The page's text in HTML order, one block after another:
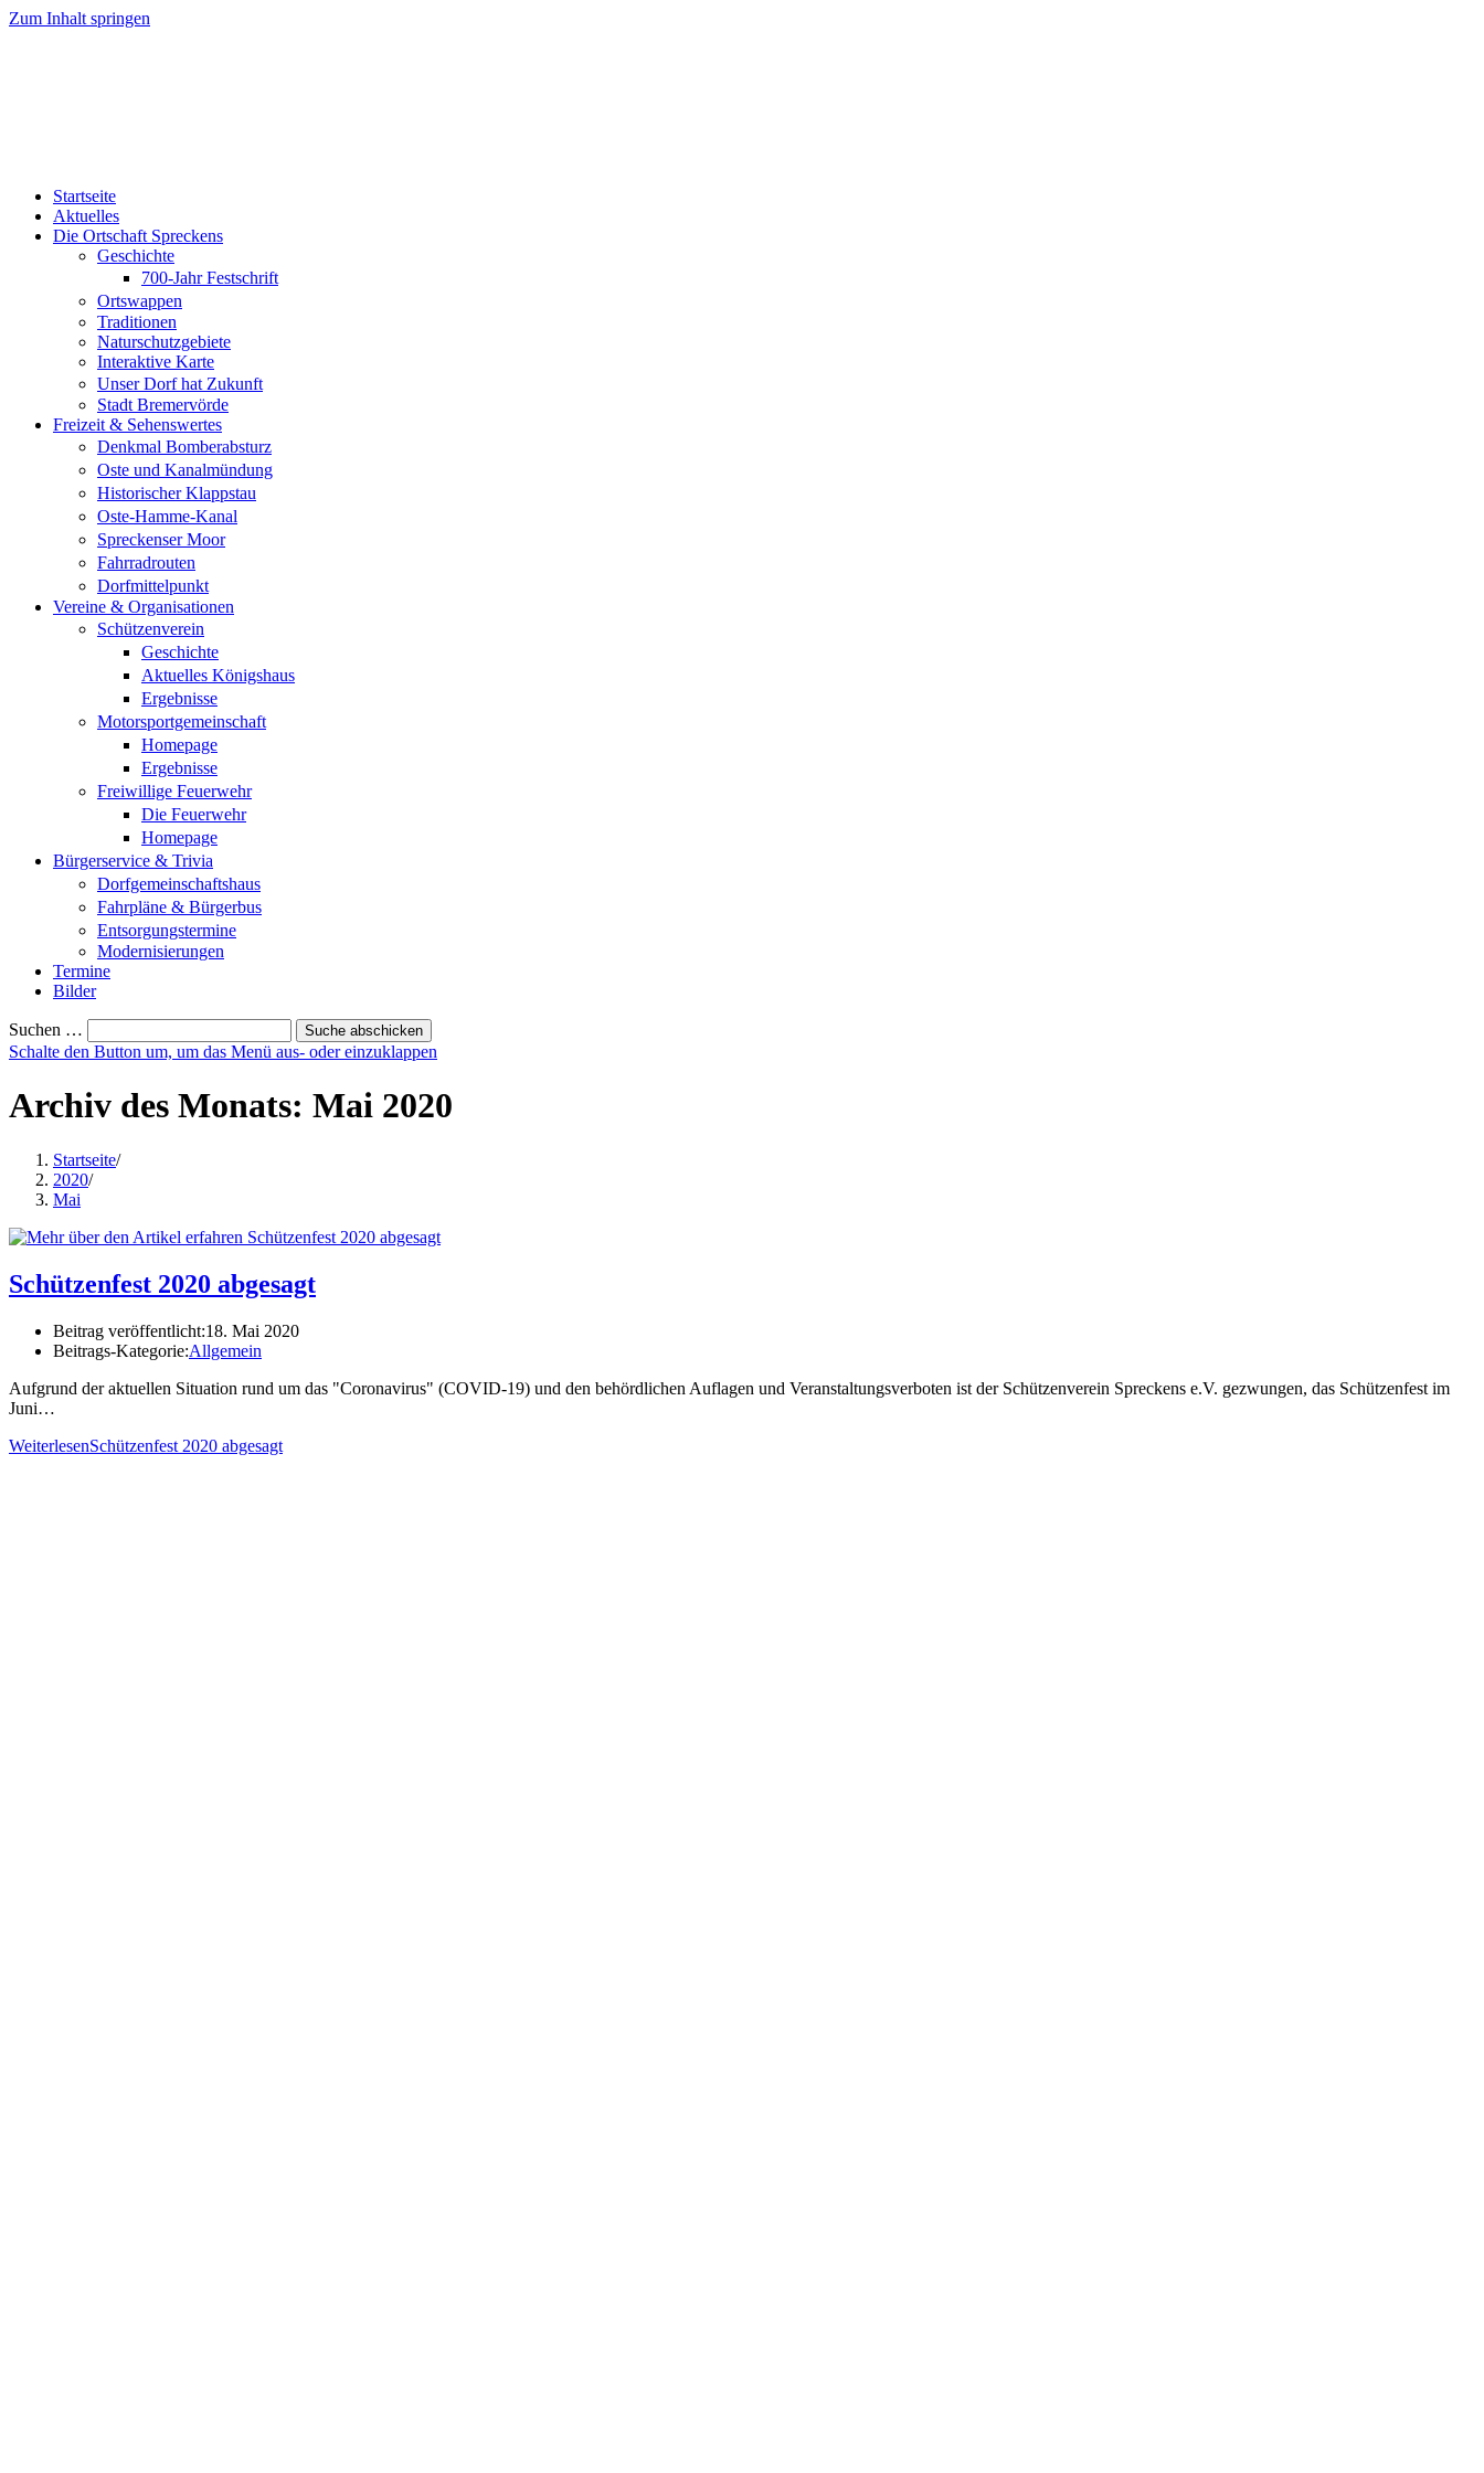
Zum Inhalt springen
Startseite
Aktuelles
Die Ortschaft Spreckens
Geschichte
700-Jahr Festschrift
Ortswappen
Traditionen
Naturschutzgebiete
Interaktive Karte
Unser Dorf hat Zukunft
Stadt Bremervörde
Freizeit & Sehenswertes
Denkmal Bomberabsturz
Oste und Kanalmündung
Historischer Klappstau
Oste-Hamme-Kanal
Spreckenser Moor
Fahrradrouten
Dorfmittelpunkt
Vereine & Organisationen
Schützenverein
Geschichte
Aktuelles Königshaus
Ergebnisse
Motorsportgemeinschaft
Homepage
Ergebnisse
Freiwillige Feuerwehr
Die Feuerwehr
Homepage
Bürgerservice & Trivia
Dorfgemeinschaftshaus
Fahrpläne & Bürgerbus
Entsorgungstermine
Modernisierungen
Termine
Bilder
Suchen … Suche abschicken
Schalte den Button um, um das Menü aus- oder einzuklappen
Archiv des Monats: Mai 2020
Startseite/
2020/
Mai
Schützenfest 2020 abgesagt
Beitrag veröffentlicht:18. Mai 2020
Beitrags-Kategorie:Allgemein
Aufgrund der aktuellen Situation rund um das "Coronavirus" (COVID-19) und den behördlichen Auflagen und Veranstaltungsverboten ist der Schützenverein Spreckens e.V. gezwungen, das Schützenfest im
Juni…
WeiterlesenSchützenfest 2020 abgesagt